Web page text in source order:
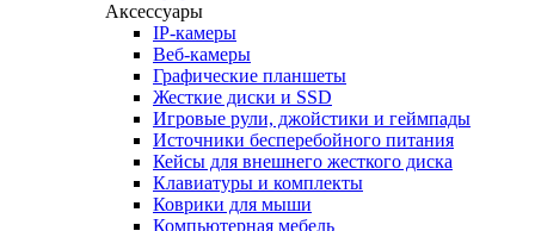
Аксессуары
IP-камеры
Веб-камеры
Графические планшеты
Жесткие диски и SSD
Игровые рули, джойстики и геймпады
Источники бесперебойного питания
Кейсы для внешнего жесткого диска
Клавиатуры и комплекты
Коврики для мыши
Компьютерная мебель